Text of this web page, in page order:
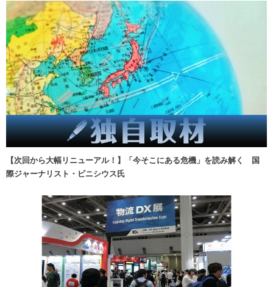
【次回から大幅リニューアル！】「今そこにある危機」を読み解く 国
際ジャーナリスト・ビニシウス氏